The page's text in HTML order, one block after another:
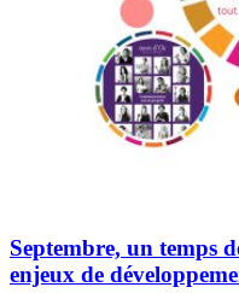
Septembre, un temps
enjeux de